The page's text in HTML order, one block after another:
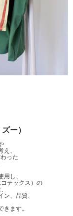
ー）
、
った
し、
テックス）の
、品質、
ます。